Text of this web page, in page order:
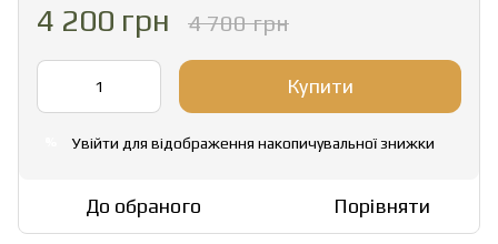
4 200 грн 4 700 грн
Купити
Увійти для відображення накопичувальної знижки
До обраного Порівняти